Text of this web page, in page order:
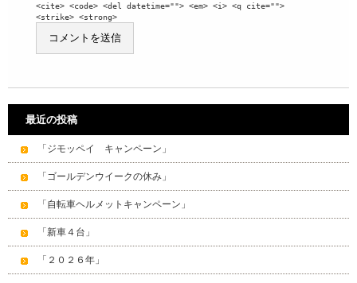
<cite> <code> <del datetime=""> <em> <i> <q cite="">
<strike> <strong>
最近の投稿
「ジモッペイ キャンペーン」
「ゴールデンウイークの休み」
「自転車ヘルメットキャンペーン」
「新車４台」
「２０２６年」